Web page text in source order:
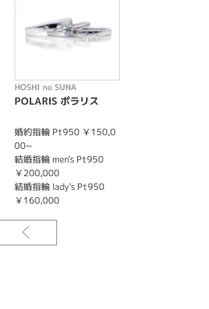
HOSHI no SUNA
POLARIS ポラリス
婚約指輪 Pt950 ￥150,0
00~
結婚指輪 men's Pt950
￥200,000
結婚指輪 lady's Pt950
￥160,000